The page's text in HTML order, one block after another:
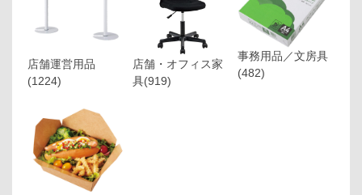
店舗運営用品
(1224)
店舗・オフィス家
具(919)
事務用品／文房具
(482)